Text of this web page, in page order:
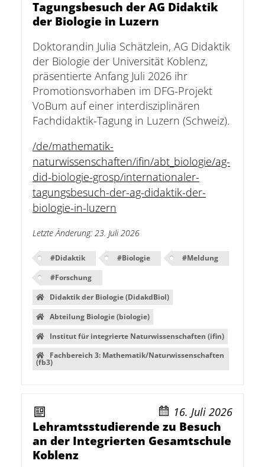
Tagungsbesuch der AG Didaktik
der Biologie in Luzern
Doktorandin Julia Schätzlein, AG Didaktik
der Biologie der Universität Koblenz,
präsentierte Anfang Juli 2026 ihr
Promotionsvorhaben im DFG-Projekt
VoBum auf einer interdisziplinären
Fachdidaktik-Tagung in Luzern (Schweiz).
/de/mathematik-
naturwissenschaften/ifin/abt_biologie/ag-
did-biologie-grosp/internationaler-
tagungsbesuch-der-ag-didaktik-der-
biologie-in-luzern
Letzte Änderung: 23. Juli 2026
#Didaktik #Biologie #Meldung
#Forschung
Didaktik der Biologie (DidakdBiol)
Abteilung Biologie (biologie)
Institut für integrierte Naturwissenschaften (ifin)
Fachbereich 3: Mathematik/Naturwissenschaften
(fb3)
16. Juli 2026
Lehramtsstudierende zu Besuch
an der Integrierten Gesamtschule
Koblenz